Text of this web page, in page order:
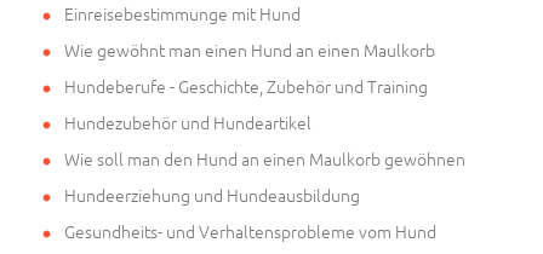
Einreisebestimmunge mit Hund
Wie gewöhnt man einen Hund an einen Maulkorb
Hundeberufe - Geschichte, Zubehör und Training
Hundezubehör und Hundeartikel
Wie soll man den Hund an einen Maulkorb gewöhnen
Hundeerziehung und Hundeausbildung
Gesundheits- und Verhaltensprobleme vom Hund